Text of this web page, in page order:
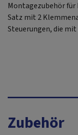
Montagezubehör für
Satz mit 2
Steuerungen, die mit
Zubehör